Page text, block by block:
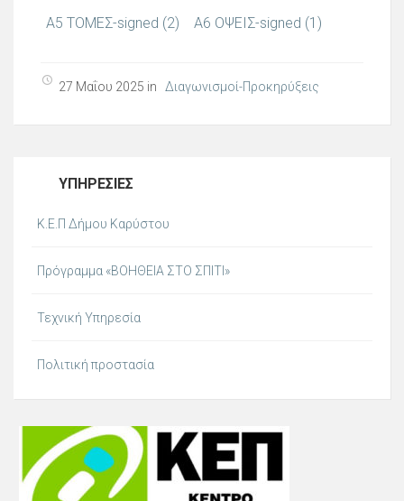
Α5 ΤΟΜΕΣ-signed (2)
Α6 ΟΨΕΙΣ-signed (1)
27 Μαΐου 2025 in Διαγωνισμοί-Προκηρύξεις
ΥΠΗΡΕΣΊΕΣ
Κ.Ε.Π Δήμου Καρύστου
Πρόγραμμα «ΒΟΗΘΕΙΑ ΣΤΟ ΣΠΙΤΙ»
Τεχνική Υπηρεσία
Πολιτική προστασία